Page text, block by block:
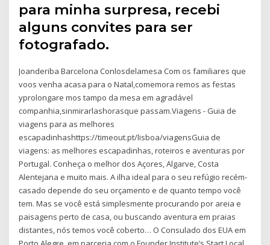
para minha surpresa, recebi
alguns convites para ser
fotografado.
Joanderiba Barcelona Conlosdelamesa Com os familiares que
voos venha acasa para o Natal,comemora remos as festas
yprolongare mos tampo da mesa em agradável
companhia,sinmirarlashorasque passam.Viagens - Guia de
viagens para as melhores
escapadinhashttps://timeout.pt/lisboa/viagensGuia de
viagens: as melhores escapadinhas, roteiros e aventuras por
Portugal. Conheça o melhor dos Açores, Algarve, Costa
Alentejana e muito mais. A ilha ideal para o seu refúgio recém-
casado depende do seu orçamento e de quanto tempo você
tem. Mas se você está simplesmente procurando por areia e
paisagens perto de casa, ou buscando aventura em praias
distantes, nós temos você coberto… O Consulado dos EUA em